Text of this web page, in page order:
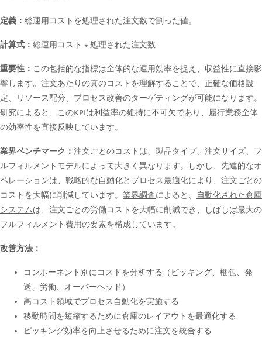
定義： 総運用コストを処理された注文数で割った値。
計算式： 総運用コスト ÷ 処理された注文数
重要性： この包括的な指標は全体的な運用効率を捉え、収益性に直接影
響します。注文あたりの真のコストを理解することで、正確な価格設
定、リソース配分、プロセス改善のターゲティングが可能になります。
研究によると 、このKPIは利益率の維持に不可欠であり、履行業務全体
の効率性を直接反映しています。
業界ベンチマーク： 注文ごとのコストは、製品タイプ、注文サイズ、フ
ルフィルメントモデルによって大きく異なります。しかし、先進的なオ
ペレーションは、戦略的な自動化とプロセス最適化により、注文ごとの
コストを大幅に削減しています。 業界調査によると、
自動化された倉庫
システムは、注文ごとの労働コストを大幅に削減でき、しばしば最大の
フルフィルメント費用の要素を構成しています。
改善方法：
コンポーネント別にコストを分析する（ピッキング、梱包、発
送、労働、オーバーヘッド）
高コスト領域でプロセス自動化を実施する
移動時間を短縮するために倉庫のレイアウトを最適化する
ピッキング効率を向上させるために注文を統合する